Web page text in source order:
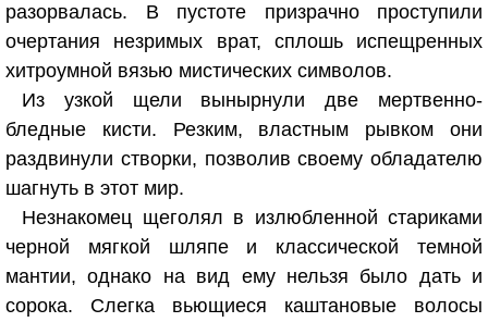
разорвалась. В пустоте призрачно проступили
очертания незримых врат, сплошь испещренных
хитроумной вязью мистических символов.
Из узкой щели вынырнули две мертвенно-
бледные кисти. Резким, властным рывком они
раздвинули створки, позволив своему обладателю
шагнуть в этот мир.
Незнакомец щеголял в излюбленной стариками
черной мягкой шляпе и классической темной
мантии, однако на вид ему нельзя было дать и
сорока. Слегка вьющиеся каштановые волосы